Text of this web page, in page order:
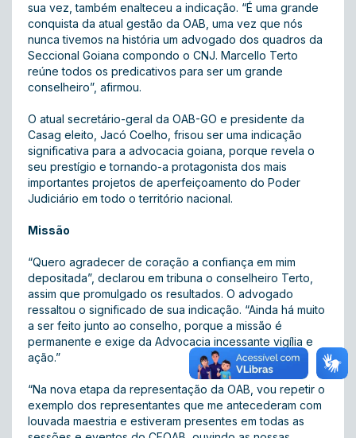
sua vez, também enalteceu a indicação. “É uma grande
conquista da atual gestão da OAB, uma vez que nós
nunca tivemos na história um advogado dos quadros da
Seccional Goiana compondo o CNJ. Marcello Terto
reúne todos os predicativos para ser um grande
conselheiro”, afirmou.
O atual secretário-geral da OAB-GO e presidente da
Casag eleito, Jacó Coelho, frisou ser uma indicação
significativa para a advocacia goiana, porque revela o
seu prestígio e tornando-a protagonista dos mais
importantes projetos de aperfeiçoamento do Poder
Judiciário em todo o território nacional.
Missão
“Quero agradecer de coração a confiança em mim
depositada”, declarou em tribuna o conselheiro Terto,
assim que promulgado os resultados. O advogado
ressaltou o significado de sua indicação. “Ainda há muito
a ser feito junto ao conselho, porque a missão é
permanente e exige da Advocacia incessante vigília e
ação.”
“Na nova etapa da representação da OAB, vou repetir o
exemplo dos representantes que me antecederam com
louvada maestria e estiveram presentes em todas as